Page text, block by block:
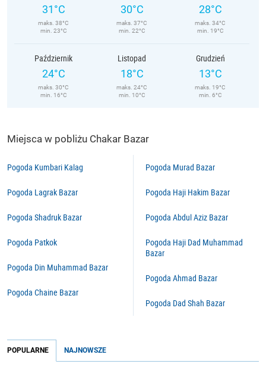
31°C
maks. 38°C
min. 23°C
30°C
maks. 37°C
min. 22°C
28°C
maks. 34°C
min. 19°C
Październik
24°C
maks. 30°C
min. 16°C
Listopad
18°C
maks. 24°C
min. 10°C
Grudzień
13°C
maks. 19°C
min. 6°C
Miejsca w pobliżu Chakar Bazar
Pogoda Kumbari Kalag
Pogoda Lagrak Bazar
Pogoda Shadruk Bazar
Pogoda Patkok
Pogoda Din Muhammad Bazar
Pogoda Chaine Bazar
Pogoda Murad Bazar
Pogoda Haji Hakim Bazar
Pogoda Abdul Aziz Bazar
Pogoda Haji Dad Muhammad
Bazar
Pogoda Ahmad Bazar
Pogoda Dad Shah Bazar
POPULARNE NAJNOWSZE